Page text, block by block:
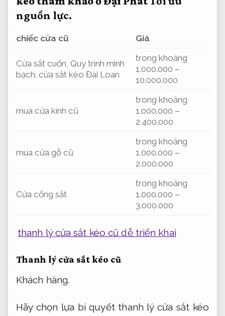
nguồn lực.
chiếc cửa cũ Giá
Cửa sắt cuốn, Quy trình minh
bạch. cửa sắt kéo Đài Loan
trong khoảng
1.000.000 –
10.000.000
mua cửa kính cũ
trong khoảng
1.000.000 –
2.400.000
mua cửa gỗ cũ
trong khoảng
1.000.000 –
2.000.000
Cửa cổng sắt
trong khoảng
1.000.000 –
3.000.000
thanh lý cửa sắt kéo cũ dễ triển khai
Thanh lý cửa sắt kéo cũ
Khách hàng.
Hãy chọn lựa bí quyết thanh lý cửa sắt kéo